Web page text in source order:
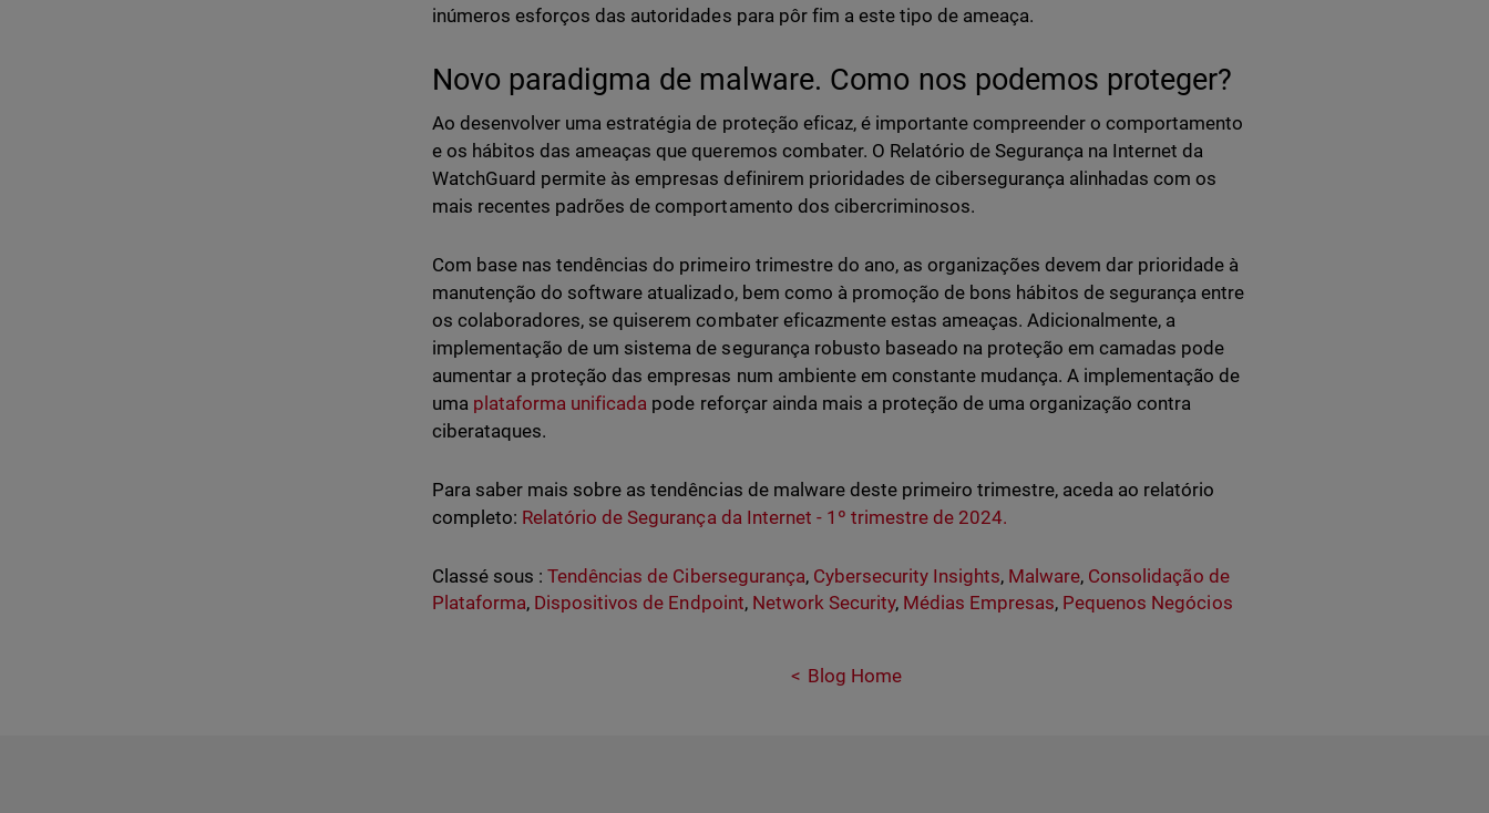
inúmeros esforços das autoridades para pôr fim a este tipo de ameaça.
Novo paradigma de malware. Como nos podemos proteger?
Ao desenvolver uma estratégia de proteção eficaz, é importante compreender o comportamento
e os hábitos das ameaças que queremos combater. O Relatório de Segurança na Internet da
WatchGuard permite às empresas definirem prioridades de cibersegurança alinhadas com os
mais recentes padrões de comportamento dos cibercriminosos.
Com base nas tendências do primeiro trimestre do ano, as organizações devem dar prioridade à
manutenção do software atualizado, bem como à promoção de bons hábitos de segurança entre
os colaboradores, se quiserem combater eficazmente estas ameaças. Adicionalmente, a
implementação de um sistema de segurança robusto baseado na proteção em camadas pode
aumentar a proteção das empresas num ambiente em constante mudança. A implementação de
uma plataforma unificada pode reforçar ainda mais a proteção de uma organização contra
ciberataques.
Para saber mais sobre as tendências de malware deste primeiro trimestre, aceda ao relatório
completo: Relatório de Segurança da Internet - 1º trimestre de 2024.
Classé sous : Tendências de Cibersegurança, Cybersecurity Insights, Malware, Consolidação de
Plataforma, Dispositivos de Endpoint, Network Security, Médias Empresas, Pequenos Negócios
Blog Home